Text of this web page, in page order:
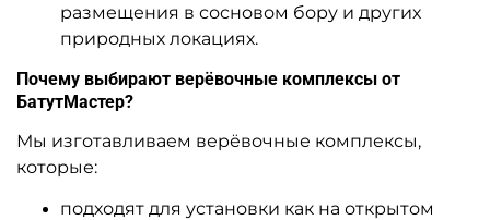
размещения в сосновом бору и других
природных локациях.
Почему выбирают верёвочные комплексы от
БатутМастер?
Мы изготавливаем верёвочные комплексы,
которые:
подходят для установки как на открытом